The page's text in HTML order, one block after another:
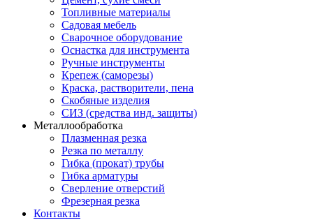
Топливные материалы
Садовая мебель
Сварочное оборудование
Оснастка для инструмента
Ручные инструменты
Крепеж (саморезы)
Краска, растворители, пена
Скобяные изделия
СИЗ (средства инд. защиты)
Металлообработка
Плазменная резка
Резка по металлу
Гибка (прокат) трубы
Гибка арматуры
Сверление отверстий
Фрезерная резка
Контакты